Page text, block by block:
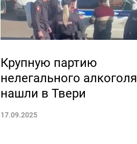
Крупную партию
нелегального алкоголя
нашли в Твери
17.09.2025